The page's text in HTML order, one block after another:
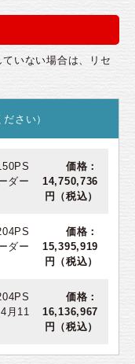
いない場合は、リセ
さい）
ダー
価格：
14,750,736
円（税込）
ダー
価格：
15,395,919
円（税込）
月11
価格：
16,136,967
円（税込）